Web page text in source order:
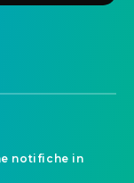
notifiche in